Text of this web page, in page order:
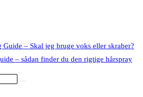
Guide – Skal jeg bruge voks eller skraber?
– sådan finder du den rigtige hårspray